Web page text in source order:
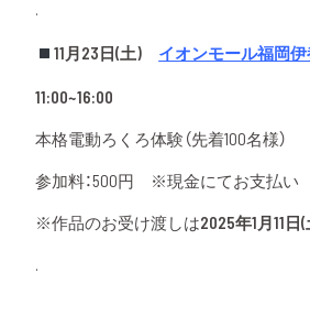
.
11月23日(土) イオンモール福岡
11:00~16:00
本格電動ろくろ体験（先着100名様）
参加料：500円 ※現金にてお支払い
※作品のお受け渡しは2025年1月11日
.